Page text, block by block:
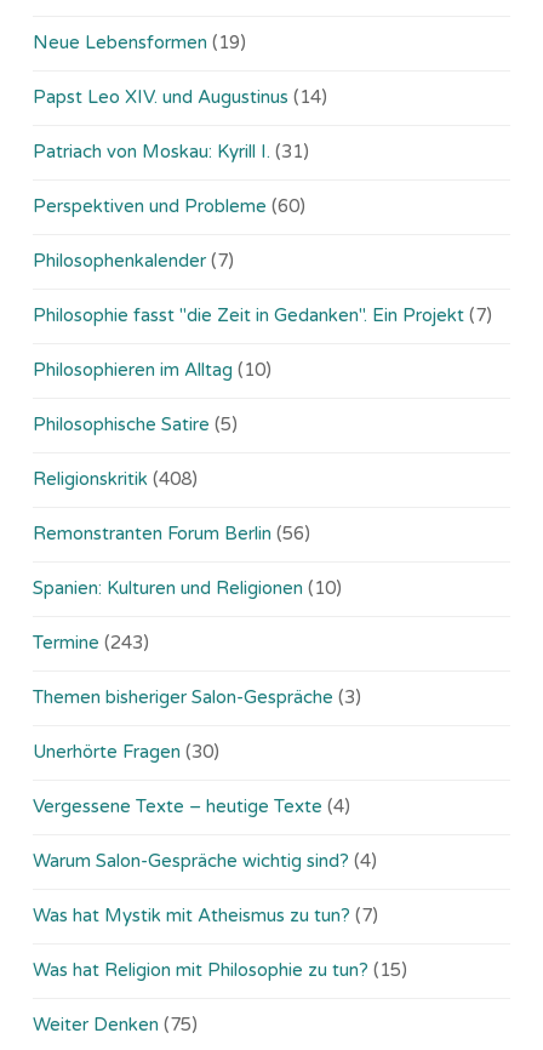
Neue Lebensformen (19)
Papst Leo XIV. und Augustinus (14)
Patriach von Moskau: Kyrill I. (31)
Perspektiven und Probleme (60)
Philosophenkalender (7)
Philosophie fasst "die Zeit in Gedanken". Ein Projekt (7)
Philosophieren im Alltag (10)
Philosophische Satire (5)
Religionskritik (408)
Remonstranten Forum Berlin (56)
Spanien: Kulturen und Religionen (10)
Termine (243)
Themen bisheriger Salon-Gespräche (3)
Unerhörte Fragen (30)
Vergessene Texte – heutige Texte (4)
Warum Salon-Gespräche wichtig sind? (4)
Was hat Mystik mit Atheismus zu tun? (7)
Was hat Religion mit Philosophie zu tun? (15)
Weiter Denken (75)